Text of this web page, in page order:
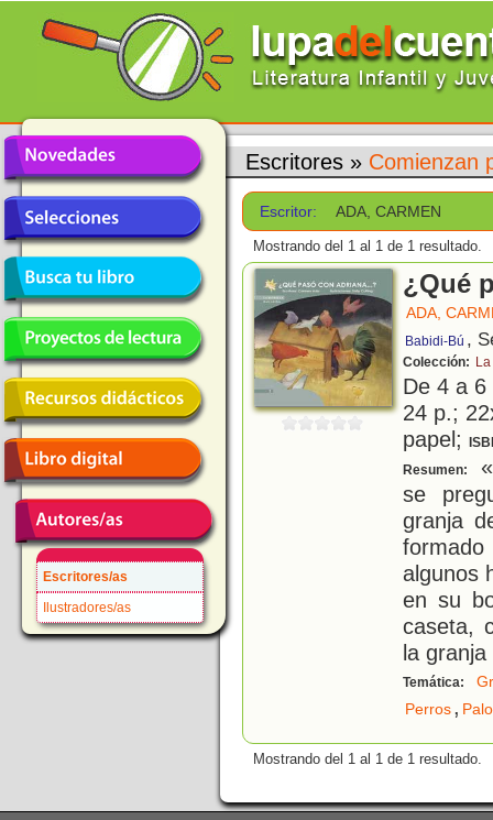
Escritores/as
Ilustradores/as
Escritores » Comienzan
Escritor: ADA, CARMEN
Mostrando del 1 al 1 de 1 resultado.
¿Qué
ADA,
Babidi-Bú ,
Colección:
De 4 a
24 p.;
papel;
Resumen:
se
granja
algunos
en su
caseta,
la granja
Temática:
Perros,
Mostrando del 1 al 1 de 1 resultado.